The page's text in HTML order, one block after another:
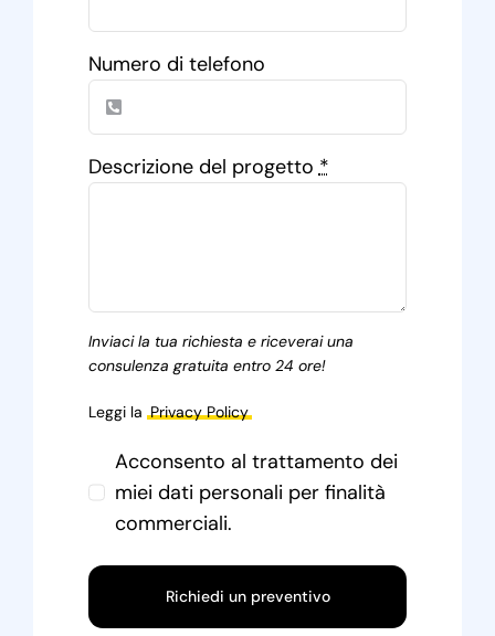
Numero di telefono
Descrizione del progetto*
Inviaci la tua richiesta e riceverai una
consulenza gratuita entro 24 ore!
Leggi la Privacy Policy
Acconsento al trattamento dei
miei dati personali per finalità
commerciali.
Richiedi un preventivo